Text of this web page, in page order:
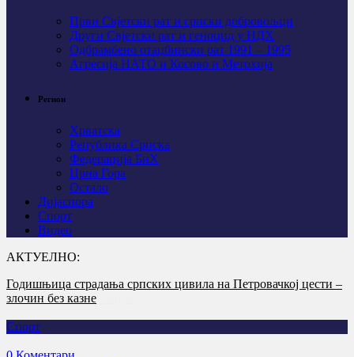
Први Свјeтски рат и српски добровољци
Други Свјетски рат и геноцид у НДХ
Одбрамбено отаџбински рат 1991 – 1995
Агресија НАТО и Косово и Метохија
Регион
Хрватска
Република Српска
Федерација БиХ
Црна Гора
Остало
Дијаспора
Спорт
Видео
АКТУЕЛНО:
Годишњица страдања српских цивила на Петровачкој цести –
злочин без казне
Спорт